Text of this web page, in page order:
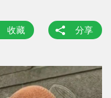
收藏 分享